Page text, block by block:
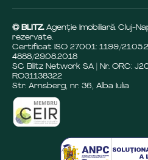
© BLITZ. Agenție Imobiliară Cluj-
rezervate.
Certificat ISO 27001: 1199/
4888/29.08.2018
SC Blitz Network SA | Nr. ORC:
RO31138322
Str. Arnsberg, nr. 36, Alba Iulia